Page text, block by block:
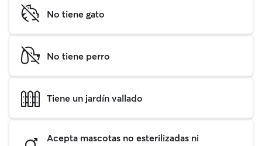
No tiene gato
No tiene perro
Tiene un jardín vallado
Acepta mascotas no esterilizadas ni